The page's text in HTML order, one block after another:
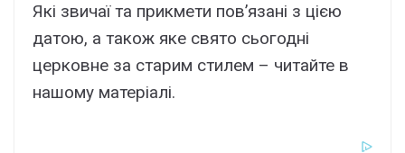
Які звичаї та прикмети пов’язані з цією
датою, а також яке свято сьогодні
церковне за старим стилем – читайте в
нашому матеріалі.